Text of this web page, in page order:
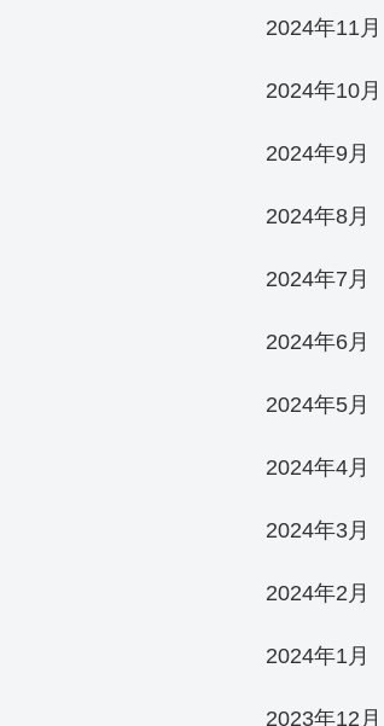
2024年11月
2024年10月
2024年9月
2024年8月
2024年7月
2024年6月
2024年5月
2024年4月
2024年3月
2024年2月
2024年1月
2023年12月